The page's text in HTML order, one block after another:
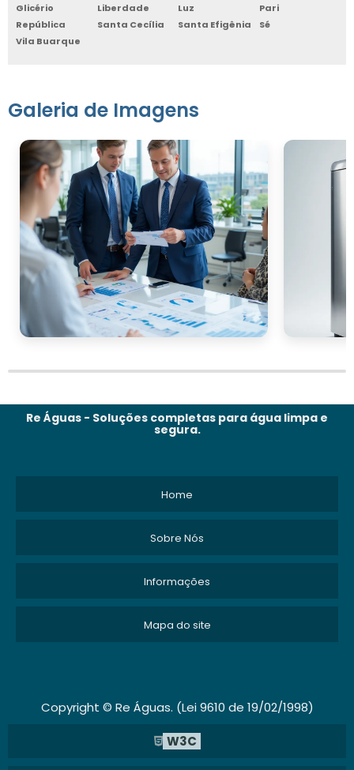
Glicério
Liberdade Luz
Pari
República
Santa Cecília Santa Efigênia
Sé
Vila Buarque
Galeria de Imagens
Re Águas - Soluções completas para água limpa e
segura.
Home
Sobre Nós
Informações
Mapa do site
Copyright © Re Águas. (Lei 9610 de 19/02/1998)
W3C